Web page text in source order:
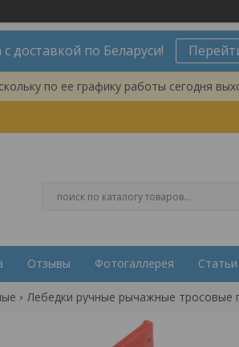
доставкой по Беларуси!
по ее графику работы сегодня
Отзывы Фотогаллерея Статьи
Лебедки ручные рычажные тросовые